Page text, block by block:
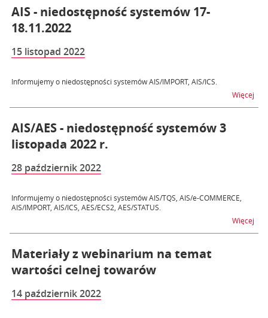
AIS - niedostępność systemów 17-
18.11.2022
15 listopad 2022
Informujemy o niedostępności systemów AIS/IMPORT, AIS/ICS.
Więcej
AIS/AES - niedostępność systemów 3
listopada 2022 r.
28 październik 2022
Informujemy o niedostępności systemów AIS/TQS, AIS/e-COMMERCE,
AIS/IMPORT, AIS/ICS, AES/ECS2, AES/STATUS.
Więcej
Materiały z webinarium na temat
wartości celnej towarów
14 październik 2022